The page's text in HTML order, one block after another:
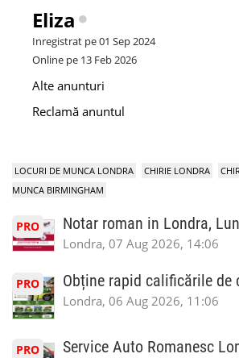
Eliza
Inregistrat pe 01 Sep 2024
Online pe 13 Feb 2026
Alte anunturi
Reclamă anuntul
LOCURI DE MUNCA LONDRA CHIRIE LONDRA
MUNCA BIRMINGHAM
PRO Notar roman in Londra,
Londra, 07 Aug 2026, 14:06
PRO Obține rapid calificările de
Londra, 06 Aug 2026, 11:06
PRO Service Auto Romanesc